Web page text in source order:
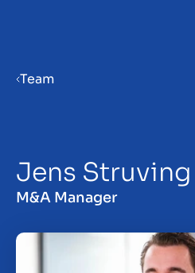
Unternehmen
Team
Jens Struving
M&A Manager